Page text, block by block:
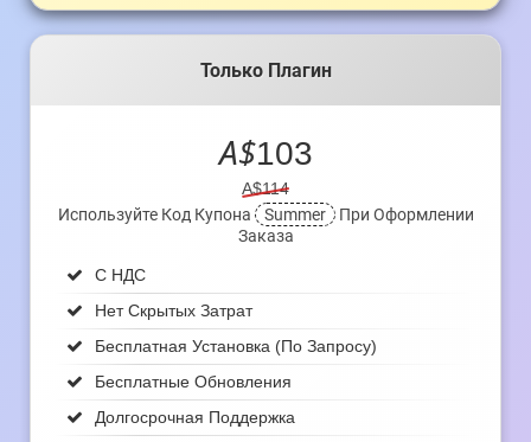
Только Плагин
A$103
A$114
Используйте Код Купона
Summer При Оформлении
Заказа
С НДС
Нет Скрытых Затрат
Бесплатная Установка (по Запросу)
Бесплатные Обновления
Долгосрочная Поддержка